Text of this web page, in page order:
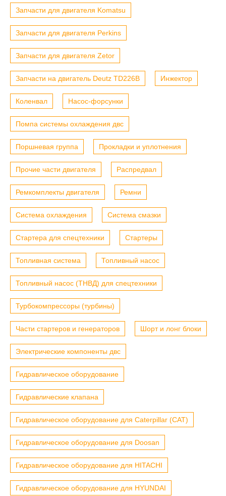
Запчасти для двигателя Komatsu
Запчасти для двигателя Perkins
Запчасти для двигателя Zetor
Запчасти на двигатель Deutz TD226B Инжектор
Коленвал Насос-форсунки
Помпа системы охлаждения двс
Поршневая группа Прокладки и уплотнения
Прочие части двигателя Распредвал
Ремкомплекты двигателя Ремни
Система охлаждения Система смазки
Стартера для спецтехники Стартеры
Топливная система Топливный насос
Топливный насос (ТНВД) для спецтехники
Турбокомпрессоры (турбины)
Части стартеров и генераторов Шорт и лонг блоки
Электрические компоненты двс
Гидравлическое оборудование
Гидравлические клапана
Гидравлическое оборудование для Caterpillar (CAT)
Гидравлическое оборудование для Doosan
Гидравлическое оборудование для HITACHI
Гидравлическое оборудование для HYUNDAI